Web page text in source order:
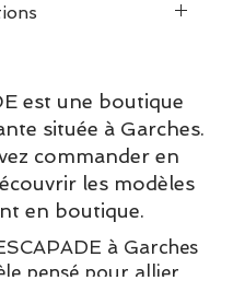
est une boutique
située à Garches.
commander en
les modèles
en boutique.
à Garches
pensé pour allier